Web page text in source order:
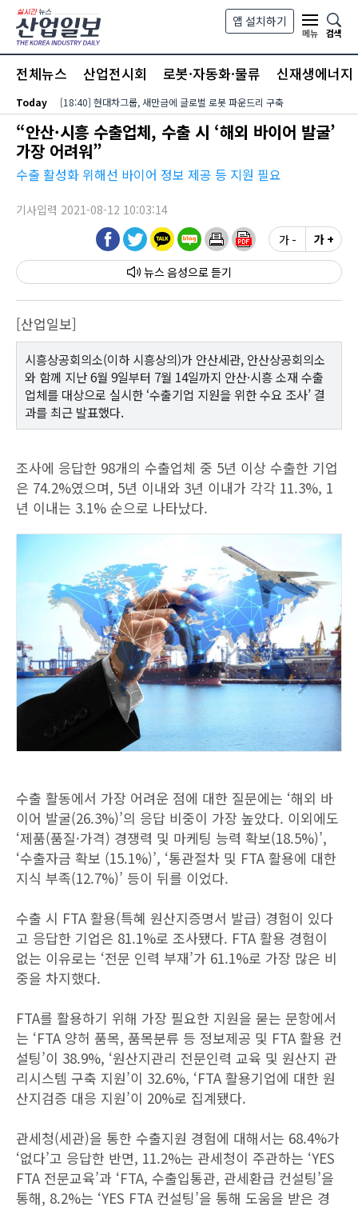
본문 바로가기
앱 설치하기
메뉴
검색
전체뉴스 산업전시회 로봇·자동화·물류 신재생에너지
Today [18:40] 현대차그룹, 새만금에 글로벌 로봇 파운드리 구축
“안산·시흥 수출업체, 수출 시 ‘해외 바이어 발굴’
가장 어려워”
수출 활성화 위해선 바이어 정보 제공 등 지원 필요
기사입력 2021-08-12 10:03:14
뉴스 음성
가 - 가 +
[산업일보]
시흥상공회의소(이하 시흥상의)가 안산세관, 안산상공회의소
와 함께 지난 6월 9일부터 7월 14일까지 안산·시흥 소재 수출
업체를 대상으로 실시한 ‘수출기업 지원을 위한 수요 조사’ 결
과를 최근 발표했다.
조사에 응답한 98개의 수출업체 중 5년 이상 수출한 기업
은 74.2%였으며, 5년 이내와 3년 이내가 각각 11.3%, 1
년 이내는 3.1% 순으로 나타났다.
수출 활동에서 가장 어려운 점에 대한 질문에는 ‘해외 바
이어 발굴(26.3%)’의 응답 비중이 가장 높았다. 이외에도
‘제품(품질·가격) 경쟁력 및 마케팅 능력 확보(18.5%)’,
‘수출자금 확보 (15.1%)’, ‘통관절차 및 FTA 활용에 대한
지식 부족(12.7%)’ 등이 뒤를 이었다.
수출 시 FTA 활용(특혜 원산지증명서 발급) 경험이 있다
고 응답한 기업은 81.1%로 조사됐다. FTA 활용 경험이
없는 이유로는 ‘전문 인력 부재’가 61.1%로 가장 많은 비
중을 차지했다.
FTA를 활용하기 위해 가장 필요한 지원을 묻는 문항에서
는 ‘FTA 양허 품목, 품목분류 등 정보제공 및 FTA 활용 컨
설팅’이 38.9%, ‘원산지관리 전문인력 교육 및 원산지 관
리시스템 구축 지원’이 32.6%, ‘FTA 활용기업에 대한 원
산지검증 대응 지원’이 20%로 집계됐다.
관세청(세관)을 통한 수출지원 경험에 대해서는 68.4%가
‘없다’고 응답한 반면, 11.2%는 관세청이 주관하는 ‘YES
FTA 전문교육’과 ‘FTA, 수출입통관, 관세환급 컨설팅’을
통해, 8.2%는 ‘YES FTA 컨설팅’을 통해 도움을 받은 경